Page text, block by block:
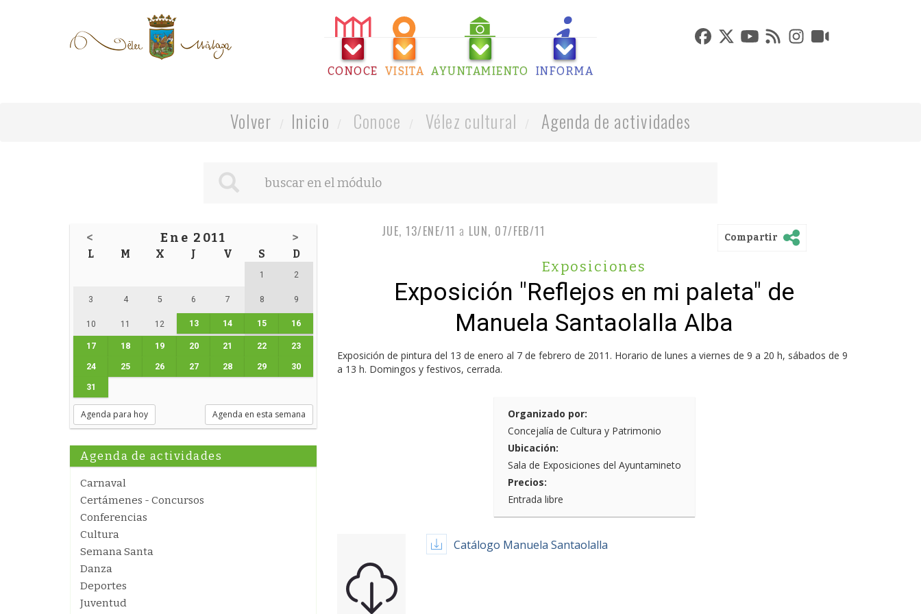
CONOCE VISITA AYUNTAMIENTO INFORMA
Volver Inicio Conoce Vélez cultural Agenda de actividades
< Ene 2011 >
L M X J V S D
1 2
3 4 5 6 7 8 9
10 11 12 13 14 15 16
17 18 19 20 21 22 23
24 25 26 27 28 29 30
31
Agenda para hoy Agenda en esta semana
Agenda de actividades
Carnaval
Certámenes - Concursos
Conferencias
Cultura
Semana Santa
Danza
Deportes
Juventud
JUE, 13/ENE/11 a LUN, 07/FEB/11 Compartir
Exposiciones
Exposición "Reflejos en mi paleta" de
Manuela Santaolalla Alba
Exposición de pintura del 13 de enero al 7 de febrero de 2011. Horario de lunes a viernes de 9 a 20 h, sábados de 9
a 13 h. Domingos y festivos, cerrada.
Organizado por:
Concejalía de Cultura y Patrimonio
Ubicación:
Sala de Exposiciones del Ayuntamineto
Precios:
Entrada libre
Catálogo Manuela Santaolalla